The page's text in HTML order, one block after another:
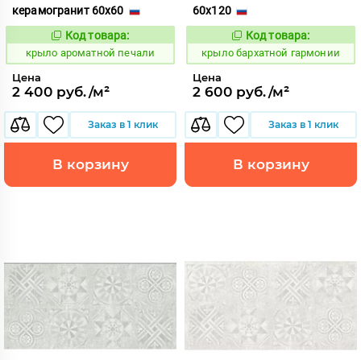
керамогранит 60x60
828445
Код товара:
крыло ароматной печали
Цена
2 400 руб./м²
Заказ в 1 клик
В корзину
60x120
828516
Код товара:
крыло бархатной гармонии
Цена
2 600 руб./м²
Заказ в 1 клик
В корзину